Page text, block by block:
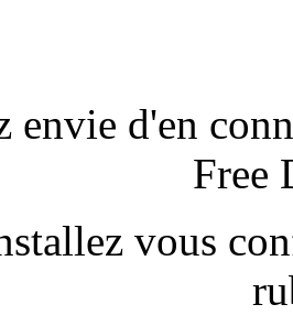
envie d'en
Free
vous